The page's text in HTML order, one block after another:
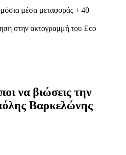
μέσα μεταφοράς + 40
στην ακτογραμμή του Eco
να βιώσεις την
Βαρκελώνης